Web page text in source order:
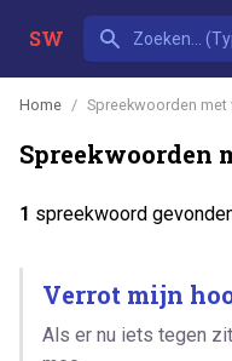
SW
Home Spreekwoorden met
Spreekwoorden
1 spreekwoord
Verrot mijn
Als er nu iets tegen